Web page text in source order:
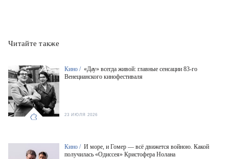
Читайте также
Кино / «Дау» всегда живой: главные сенсации 83-го
Венецианского кинофестиваля
23 ИЮЛЯ 2026
Кино / И море, и Гомер — всё движется войною. Какой
получилась «Одиссея» Кристофера Нолана